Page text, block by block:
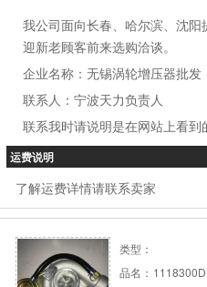
我公司面向长春、哈尔滨、沈阳
迎新老顾客前来选购洽谈。
企业名称：无锡涡轮增压器批发
联系人：宁波天力负责人
联系我时请说明是在网站上看到
运费说明
了解运费详情请联系卖家
类型：
品名：